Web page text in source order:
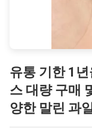
유통 기한 1
스 대량 구매
양한 말린 과